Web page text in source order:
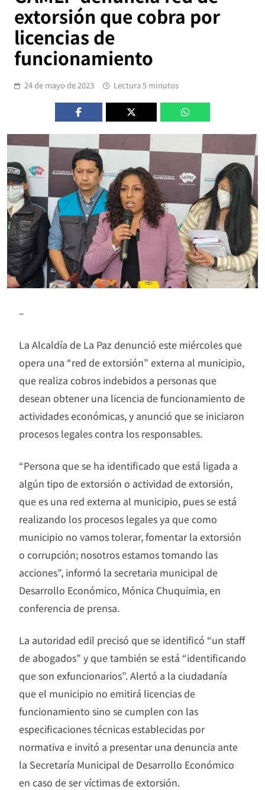
extorsión que cobra por
licencias de
funcionamiento
24 de mayo de 2023 Lectura 5 minutos
–
La Alcaldía de La Paz denunció este miércoles que
opera una “red de extorsión” externa al municipio,
que realiza cobros indebidos a personas que
desean obtener una licencia de funcionamiento de
actividades económicas, y anunció que se iniciaron
procesos legales contra los responsables.
“Persona que se ha identificado que está ligada a
algún tipo de extorsión o actividad de extorsión,
que es una red externa al municipio, pues se está
realizando los procesos legales ya que como
municipio no vamos tolerar, fomentar la extorsión
o corrupción; nosotros estamos tomando las
acciones”, informó la secretaria municipal de
Desarrollo Económico, Mónica Chuquimia, en
conferencia de prensa.
La autoridad edil precisó que se identificó “un staff
de abogados” y que también se está “identificando
que son exfuncionarios”. Alertó a la ciudadanía
que el municipio no emitirá licencias de
funcionamiento sino se cumplen con las
especificaciones técnicas establecidas por
normativa e invitó a presentar una denuncia ante
la Secretaría Municipal de Desarrollo Económico
en caso de ser víctimas de extorsión.